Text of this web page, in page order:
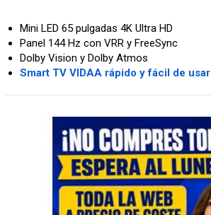
Mini LED 65 pulgadas 4K Ultra HD
Panel 144 Hz con VRR y FreeSync
Dolby Vision y Dolby Atmos
Smart TV VIDAA rápido y fácil de usar